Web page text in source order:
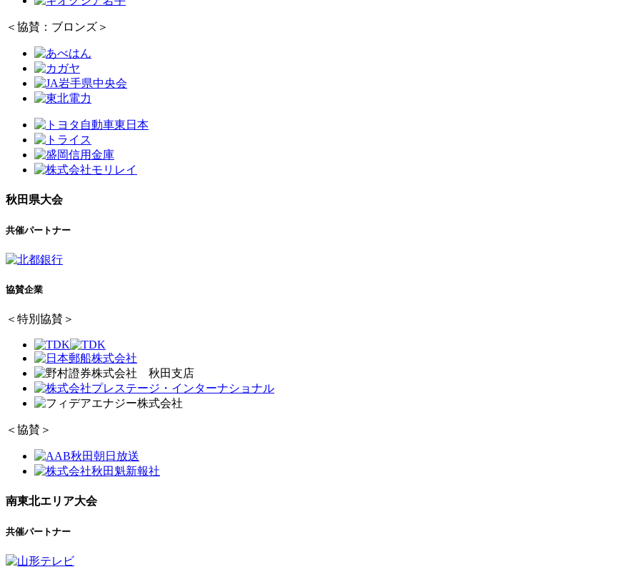
＜協賛：ブロンズ＞
秋田県大会
共催パートナー
協賛企業
＜特別協賛＞
＜協賛＞
南東北エリア大会
共催パートナー